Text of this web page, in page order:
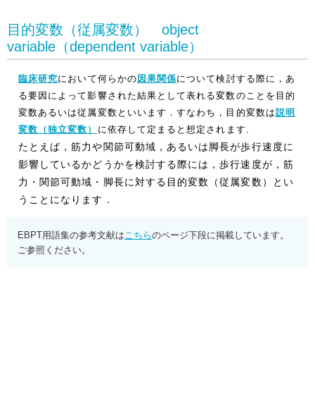
目的変数（従属変数） object
variable（dependent variable）
臨床研究において何らかの 因果関係について検討する際に，あ
る要因によって影響された結果として表れる変数のことを目的
変数あるいは従属変数といいます．すなわち，目的変数は説明
変数（独立変数） に依存して定まると想定されます.
たとえば，筋力や関節可動域，あるいは脚長が歩行速度に
影響しているかどうかを検討する際には，歩行速度が，筋
力・関節可動域・脚長に対する目的変数（従属変数）とい
うことになります．
EBPT用語集の参考文献はこちらのページ下段に掲載しています。
ご参照ください。